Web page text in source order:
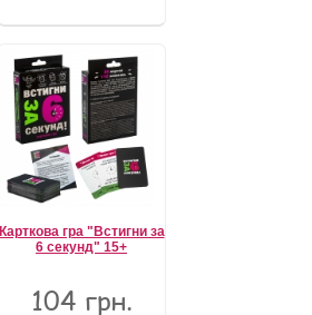
Карткова гра "Встигни за
6 секунд" 15+
104 грн.